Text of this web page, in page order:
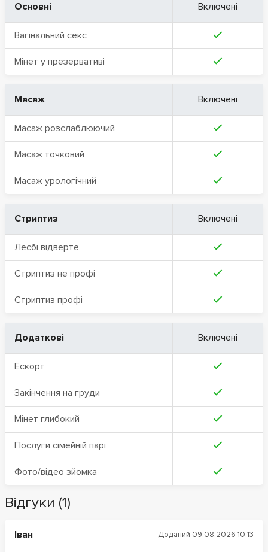
Основні Включені
Вагінальний секс
Мінет у презервативі
Масаж Включені
Масаж розслаблюючий
Масаж точковий
Масаж урологічний
Стриптиз Включені
Лесбі відверте
Стриптиз не профі
Стриптиз профі
Додаткові Включені
Ескорт
Закінчення на груди
Мінет глибокий
Послуги сімейній парі
Фото/відео зйомка
Відгуки (1)
Іван Доданий 09.08.2026 10:13